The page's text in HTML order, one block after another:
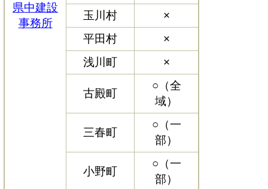
県中建設
事務所
玉川村
×
平田村
×
浅川町
×
古殿町
○（全
域）
三春町
○（一
部）
小野町
○（一
部）